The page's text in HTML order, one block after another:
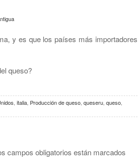
y es que los países más importadores
queso?
italia Producción de queso queseru queso
campos obligatorios están marcados